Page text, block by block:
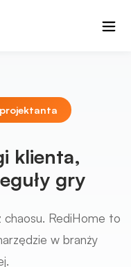
klienta,
gry
chaosu. RediHome to
w branży